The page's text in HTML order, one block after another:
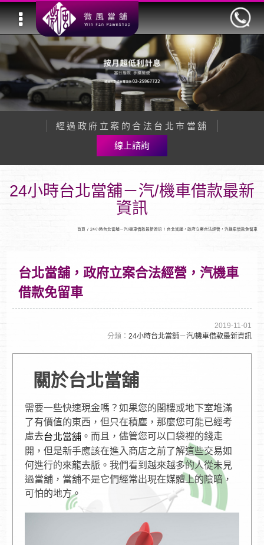
經過政府立案的合法台北市當舖
線上諮詢
24小時台北當舖－汽/機車借款最新
資訊
首頁 / 24小時台北當舖－汽/機車借款最新資訊 / 台北當舖，政府立案合法經營，汽機車借款免留車
台北當舖，政府立案合法經營，汽機車
借款免留車
2019-11-01
分類： 24小時台北當舖－汽/機車借款最新資訊
關於台北當舖
需要一些快速現金嗎？如果您的閣樓或地下室堆滿
了有價值的東西，但只在積塵，那麼您可能已經考
慮去台北當舖 。而且，儘管您可以口袋裡的錢走
開，但是新手應該在進入商店之前了解這些交易如
何進行的來龍去脈。我們看到越來越多的人從未見
過當舖，當舖不是它們經常出現在媒體上的陰暗，
可怕的地方。